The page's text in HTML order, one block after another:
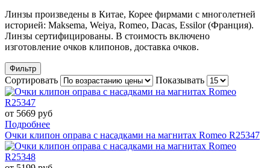
Линзы произведены в Китае, Корее фирмами с многолетней
историей: Maksema, Weiya, Romeo, Dacas, Essilor (Франция).
Линзы сертифицированы. В стоимость включено
изготовление очков клипонов, доставка очков.
Фильтр
Сортировать Показывать
от 5669 руб
Подробнее
Очки клипон оправа с насадками на магнитах Romeo R25347